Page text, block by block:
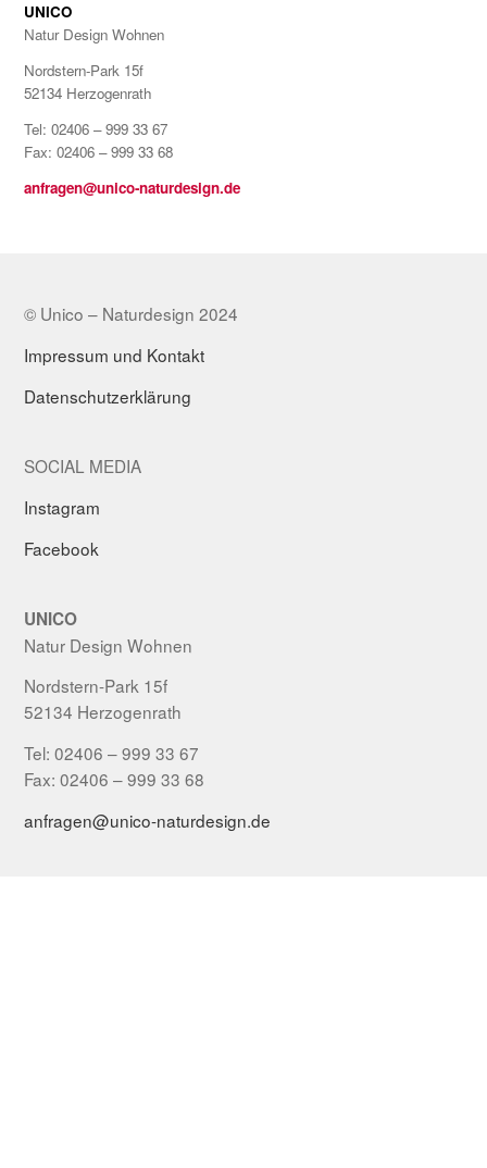
UNICO
Natur Design Wohnen
Nordstern-Park 15f
52134 Herzogenrath
Tel: 02406 – 999 33 67
Fax: 02406 – 999 33 68
anfragen@unico-naturdesign.de
© Unico – Naturdesign 2024
Impressum und Kontakt
Datenschutzerklärung
SOCIAL MEDIA
Instagram
Facebook
UNICO
Natur Design Wohnen
Nordstern-Park 15f
52134 Herzogenrath
Tel: 02406 – 999 33 67
Fax: 02406 – 999 33 68
anfragen@unico-naturdesign.de